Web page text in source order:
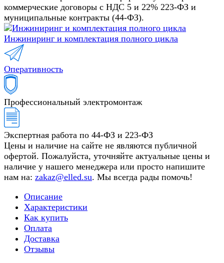
коммерческие договоры с НДС 5 и 22% 223-ФЗ и
муниципальные контракты (44-ФЗ).
Инжиниринг и комплектация полного цикла
Оперативность
Профессиональный электромонтаж
Экспертная работа по 44-ФЗ и 223-ФЗ
Цены и наличие на сайте не являются публичной
офертой. Пожалуйста, уточняйте актуальные цены и
наличие у нашего менеджера или просто напишите
нам на: zakaz@elled.su. Мы всегда рады помочь!
Описание
Характеристики
Как купить
Оплата
Доставка
Отзывы